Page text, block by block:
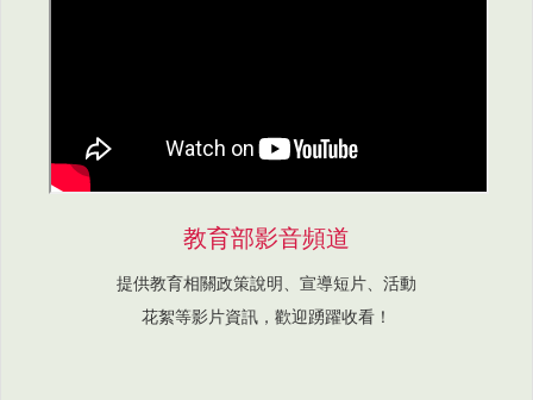
教育部影音頻道
提供教育相關政策說明、宣導短片、活動
花絮等影片資訊，歡迎踴躍收看！